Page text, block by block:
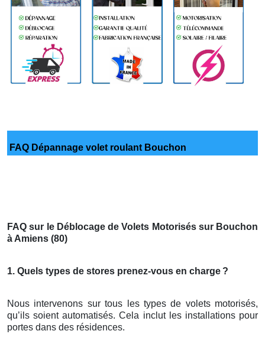
FAQ Dépannage volet roulant Bouchon
FAQ sur le Déblocage de Volets Motorisés sur Bouchon
à Amiens (80)
1. Quels types de stores prenez-vous en charge ?
Nous intervenons sur tous les types de volets motorisés,
qu’ils soient automatisés. Cela inclut les installations pour
portes dans des résidences.